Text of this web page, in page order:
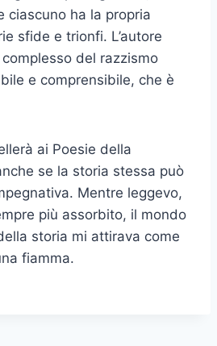
ciascuno ha la propria
sfide e trionfi. L’autore
complesso del razzismo
e comprensibile, che è
ai Poesie della
se la storia stessa può
Mentre leggevo,
più assorbito, il mondo
storia mi attirava come
fiamma.